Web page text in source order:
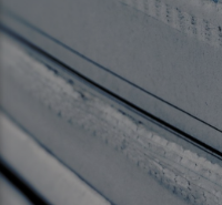
MOST ADÁSBAN